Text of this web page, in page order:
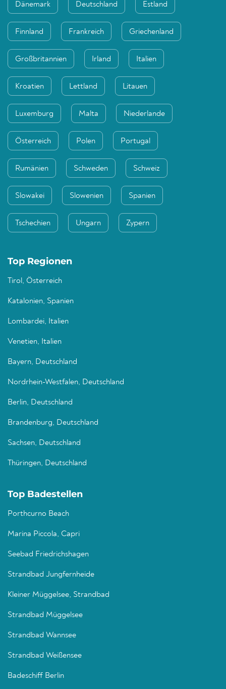
Dänemark Deutschland Estland
Finnland Frankreich Griechenland
Großbritannien Irland Italien
Kroatien Lettland Litauen
Luxemburg Malta Niederlande
Österreich Polen Portugal
Rumänien Schweden Schweiz
Slowakei Slowenien Spanien
Tschechien Ungarn Zypern
Top Regionen
Tirol, Österreich
Katalonien, Spanien
Lombardei, Italien
Venetien, Italien
Bayern, Deutschland
Nordrhein-Westfalen, Deutschland
Berlin, Deutschland
Brandenburg, Deutschland
Sachsen, Deutschland
Thüringen, Deutschland
Top Badestellen
Porthcurno Beach
Marina Piccola, Capri
Seebad Friedrichshagen
Strandbad Jungfernheide
Kleiner Müggelsee, Strandbad
Strandbad Müggelsee
Strandbad Wannsee
Strandbad Weißensee
Badeschiff Berlin